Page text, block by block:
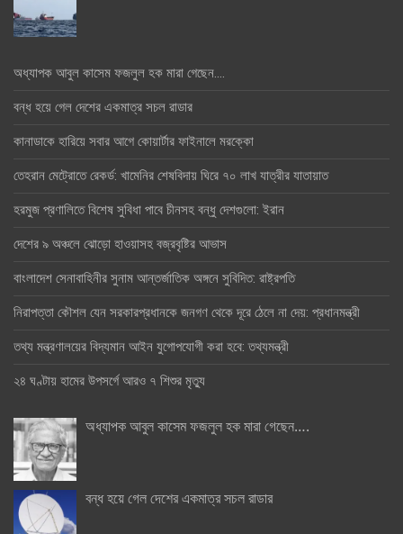
অধ্যাপক আবুল কাসেম ফজলুল হক মারা গেছেন….
বন্ধ হয়ে গেল দেশের একমাত্র সচল রাডার
কানাডাকে হারিয়ে সবার আগে কোয়ার্টার ফাইনালে মরক্কো
তেহরান মেট্রোতে রেকর্ড: খামেনির শেষবিদায় ঘিরে ৭০ লাখ যাত্রীর যাতায়াত
হরমুজ প্রণালিতে বিশেষ সুবিধা পাবে চীনসহ বন্ধু দেশগুলো: ইরান
দেশের ৯ অঞ্চলে ঝোড়ো হাওয়াসহ বজ্রবৃষ্টির আভাস
বাংলাদেশ সেনাবাহিনীর সুনাম আন্তর্জাতিক অঙ্গনে সুবিদিত: রাষ্ট্রপতি
নিরাপত্তা কৌশল যেন সরকারপ্রধানকে জনগণ থেকে দূরে ঠেলে না দেয়: প্রধানমন্ত্রী
তথ্য মন্ত্রণালয়ের বিদ্যমান আইন যুগোপযোগী করা হবে: তথ্যমন্ত্রী
২৪ ঘণ্টায় হামের উপসর্গে আরও ৭ শিশুর মৃত্যু
অধ্যাপক আবুল কাসেম ফজলুল হক মারা গেছেন….
বন্ধ হয়ে গেল দেশের একমাত্র সচল রাডার